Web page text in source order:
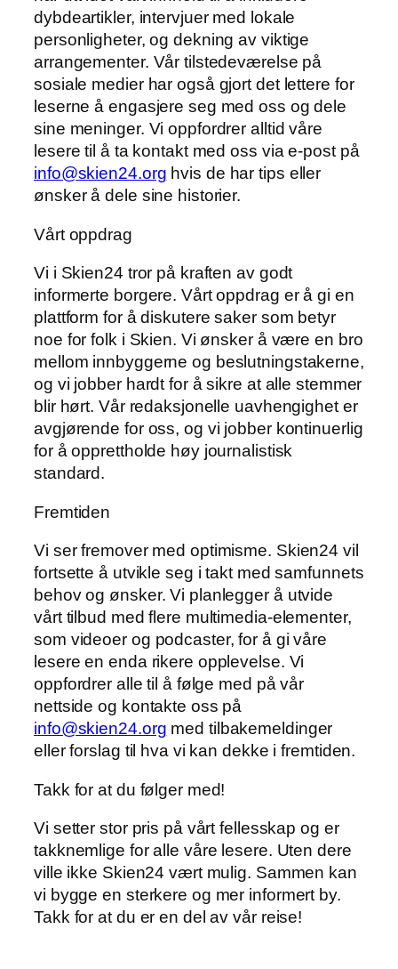
dybdeartikler, intervjuer med lokale
personligheter, og dekning av viktige
arrangementer. Vår tilstedeværelse på
sosiale medier har også gjort det lettere for
leserne å engasjere seg med oss og dele
sine meninger. Vi oppfordrer alltid våre
lesere til å ta kontakt med oss via e-post på
info@skien24.org hvis de har tips eller
ønsker å dele sine historier.
Vårt oppdrag
Vi i Skien24 tror på kraften av godt
informerte borgere. Vårt oppdrag er å gi en
plattform for å diskutere saker som betyr
noe for folk i Skien. Vi ønsker å være en bro
mellom innbyggerne og beslutningstakerne,
og vi jobber hardt for å sikre at alle stemmer
blir hørt. Vår redaksjonelle uavhengighet er
avgjørende for oss, og vi jobber kontinuerlig
for å opprettholde høy journalistisk
standard.
Fremtiden
Vi ser fremover med optimisme. Skien24 vil
fortsette å utvikle seg i takt med samfunnets
behov og ønsker. Vi planlegger å utvide
vårt tilbud med flere multimedia-elementer,
som videoer og podcaster, for å gi våre
lesere en enda rikere opplevelse. Vi
oppfordrer alle til å følge med på vår
nettside og kontakte oss på
info@skien24.org med tilbakemeldinger
eller forslag til hva vi kan dekke i fremtiden.
Takk for at du følger med!
Vi setter stor pris på vårt fellesskap og er
takknemlige for alle våre lesere. Uten dere
ville ikke Skien24 vært mulig. Sammen kan
vi bygge en sterkere og mer informert by.
Takk for at du er en del av vår reise!